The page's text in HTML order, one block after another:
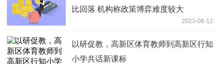
比回落 机构称政策博弈难度较大
2023-06-12
以研促教，高新区体育教师到高新区行知
小学共话新课标